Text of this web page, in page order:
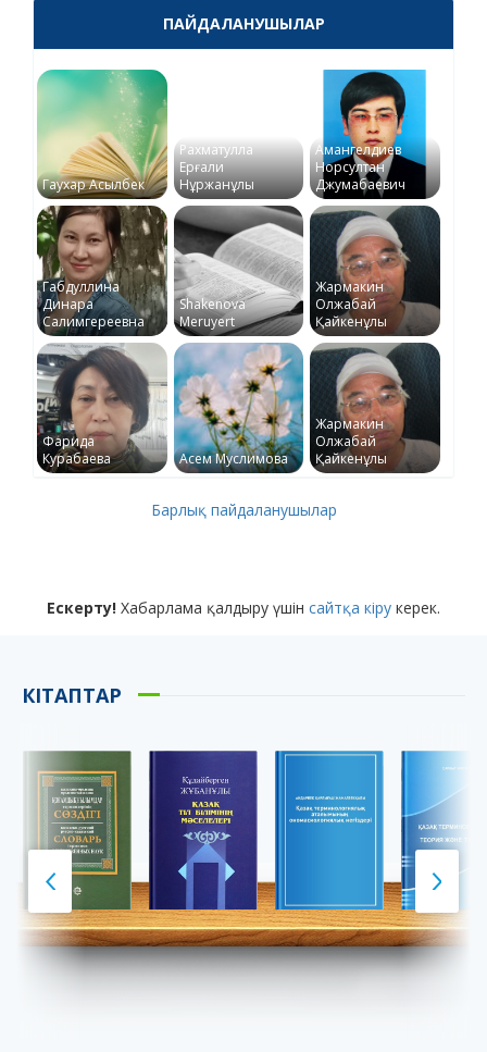
ПАЙДАЛАНУШЫЛАР
Гаухар Асылбек
Рахматулла
Ерғали
Нұржанұлы
Амангелдиев
Норсултан
Джумабаевич
Габдуллина
Динара
Салимгереевна
Shakenova
Meruyert
Жармакин
Олжабай
Қайкенұлы
Фарида
Курабаева
Асем Муслимова
Жармакин
Олжабай
Қайкенұлы
Барлық пайдаланушылар
Ескерту! Хабарлама қалдыру үшін сайтқа кіру керек.
КІТАПТАР